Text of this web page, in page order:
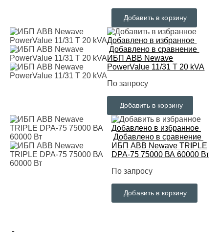
Добавить в корзину
Добавлено в избранное
Добавлено в сравнение
ИБП ABB Newave
PowerValue 11/31 T 20 kVA
По запросу
Добавить в корзину
Добавлено в избранное
Добавлено в сравнение
ИБП ABB Newave TRIPLE
DPA-75 75000 ВА 60000 Вт
По запросу
Добавить в корзину